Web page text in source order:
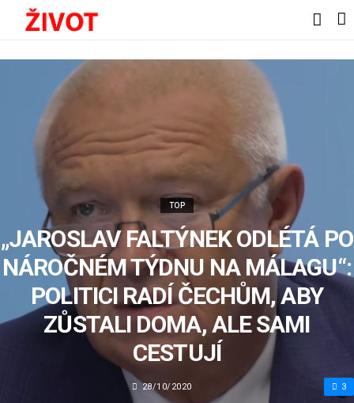
TOP
„JAROSLAV FALTÝNEK ODLÉTÁ PO
NÁROČNÉM TÝDNU NA MÁLAGU“:
POLITICI RADÍ ČECHŮM, ABY
ZŮSTALI DOMA, ALE SAMI
CESTUJÍ
28/10/2020 3